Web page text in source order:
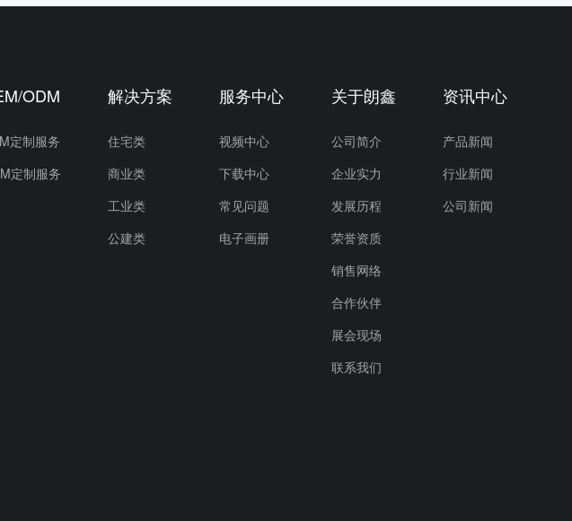
ODM
定制服务
定制服务
解决方案
住宅类
商业类
工业类
公建类
服务中心
视频中心
下载中心
常见问题
电子画册
关于朗鑫
公司简介
企业实力
发展历程
荣誉资质
销售网络
合作伙伴
展会现场
联系我们
资讯中心
产品新闻
行业新闻
公司新闻